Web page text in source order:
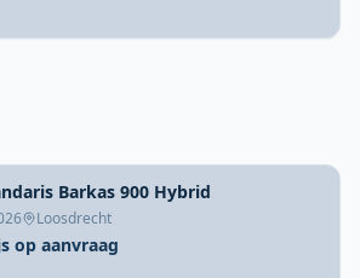
Barkas 900 Hybrid
Loosdrecht
op aanvraag